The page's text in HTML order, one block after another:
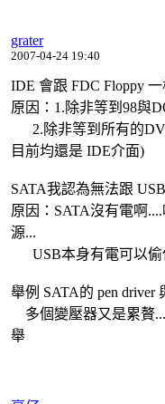
grater
2007-04-24 19:40
IDE 會跟 FDC Floppy
原因：1.除非等到98與
2.除非等到所有的
目前均還是 IDE介面)
SATA我認為無法跟
原因：SATA沒有電啊
源...
USB本身有電可以偷
舉例 SATA的 pen driver
多個變壓器又是累贅
舉